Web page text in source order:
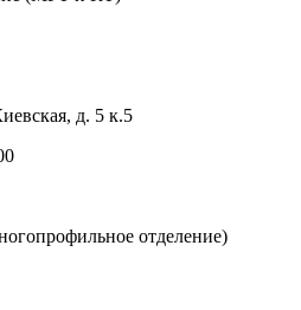
д. 5 к.5
отделение)